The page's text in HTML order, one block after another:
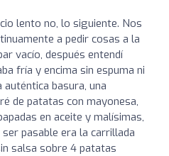
lento no, lo siguiente. Nos
a pedir cosas a la
vacío, después entendí
fría y encima sin espuma ni
auténtica basura, una
de patatas con mayonesa,
en aceite y malísimas,
pasable era la carrillada
salsa sobre 4 patatas